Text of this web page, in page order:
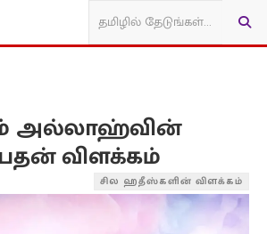
அல்லாஹ்வின்
விளக்கம்
சில ஹதீஸ்களின் விளக்கம்